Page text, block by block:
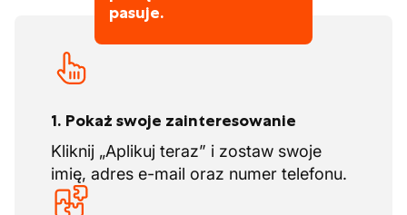
pasuje.
1. Pokaż swoje zainteresowanie
Kliknij „Aplikuj teraz” i zostaw swoje
imię, adres e-mail oraz numer telefonu.